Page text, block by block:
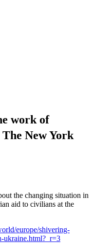
work of
New York
the changing situation in
aid to civilians at the
europe/shivering-
ukraine.html?_r=3